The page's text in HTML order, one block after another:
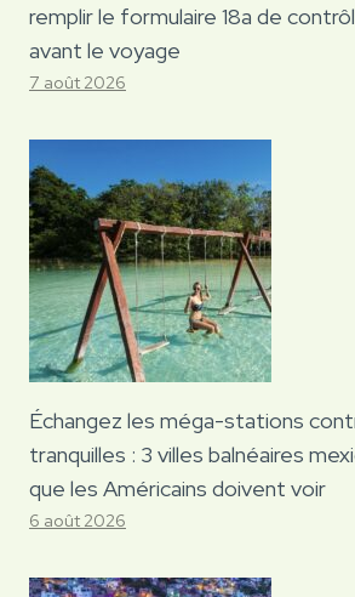
remplir le formulaire 18a de
avant le voyage
7 août 2026
Échangez les méga-stations
tranquilles : 3 villes balnéaires
que les Américains doivent voir
6 août 2026